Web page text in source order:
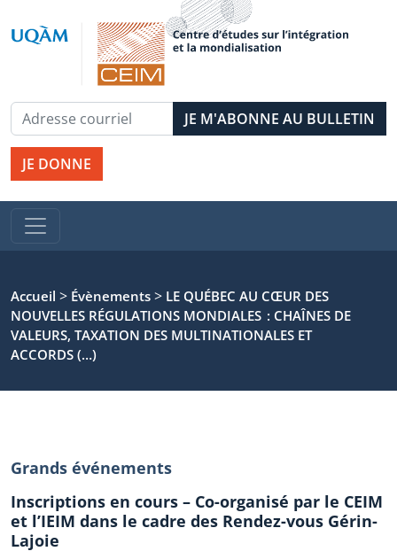
JE DONNE
Accueil > Évènements > LE QUÉBEC AU CŒUR DES
NOUVELLES RÉGULATIONS MONDIALES : CHAÎNES DE
VALEURS, TAXATION DES MULTINATIONALES ET
ACCORDS (…)
Grands événements
Inscriptions en cours – Co-organisé par le CEIM
et l’IEIM dans le cadre des Rendez-vous Gérin-
Lajoie